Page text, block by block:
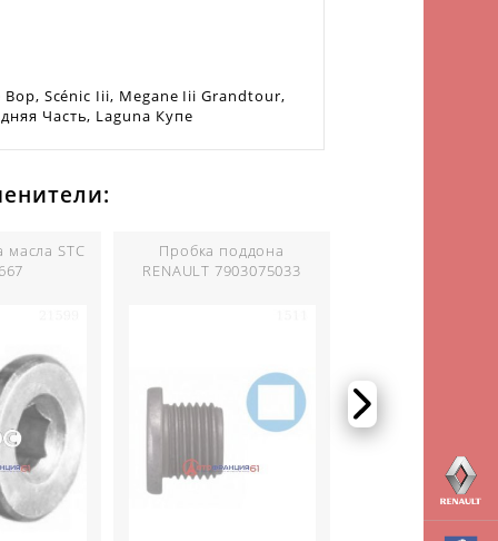
Scénic Iii, Megane Iii Grandtour,
Часть, Laguna Купе
масла STC
Пробка поддона
RENAULT 7903075033